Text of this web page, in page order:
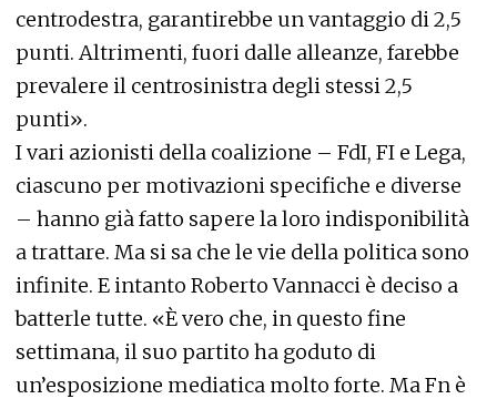
centrodestra, garantirebbe un vantaggio di 2,5
punti. Altrimenti, fuori dalle alleanze, farebbe
prevalere il centrosinistra degli stessi 2,5
punti».
I vari azionisti della coalizione – FdI, FI e Lega,
ciascuno per motivazioni specifiche e diverse
– hanno già fatto sapere la loro indisponibilità
a trattare. Ma si sa che le vie della politica sono
infinite. E intanto Roberto Vannacci è deciso a
batterle tutte. «È vero che, in questo fine
settimana, il suo partito ha goduto di
un’esposizione mediatica molto forte. Ma Fn è